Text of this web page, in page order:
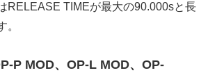
RELEASE TIMEが最大の90.000sと長
。
P MOD、OP-L MOD、OP-